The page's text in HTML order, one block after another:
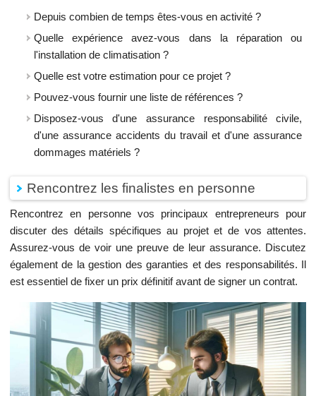
Depuis combien de temps êtes-vous en activité ?
Quelle expérience avez-vous dans la réparation ou
l'installation de climatisation ?
Quelle est votre estimation pour ce projet ?
Pouvez-vous fournir une liste de références ?
Disposez-vous d'une assurance responsabilité civile,
d'une assurance accidents du travail et d'une assurance
dommages matériels ?
Rencontrez les finalistes en personne
Rencontrez en personne vos principaux entrepreneurs pour
discuter des détails spécifiques au projet et de vos attentes.
Assurez-vous de voir une preuve de leur assurance. Discutez
également de la gestion des garanties et des responsabilités. Il
est essentiel de fixer un prix définitif avant de signer un contrat.